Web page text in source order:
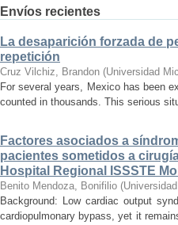
Envíos recientes
La desaparición forzada de
repetición
Cruz Vilchiz, Brandon (Universidad
For several years, Mexico has been
counted in thousands. This serious
Factores asociados a
pacientes sometidos a
Hospital Regional ISSSTE
Benito Mendoza, Bonifilio (
Background: Low cardiac output
cardiopulmonary bypass, yet it